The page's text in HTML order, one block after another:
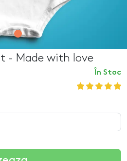
- Made with love
În Stoc